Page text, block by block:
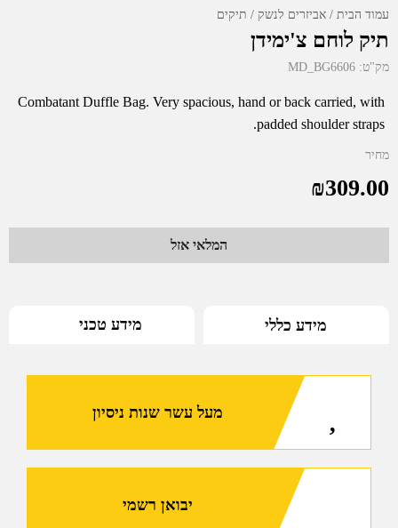
עמוד הבית אביזרים לנשק תיקים
תיק לוחם צ'ימידן
מק"ט: MD_BG6606
Combatant Duffle Bag. Very spacious, hand or back carried, with
padded shoulder straps.
מחיר
₪309.00
המלאי אזל
מידע כללי מידע טכני
מעל עשר שנות ניסיון
יבואן רשמי